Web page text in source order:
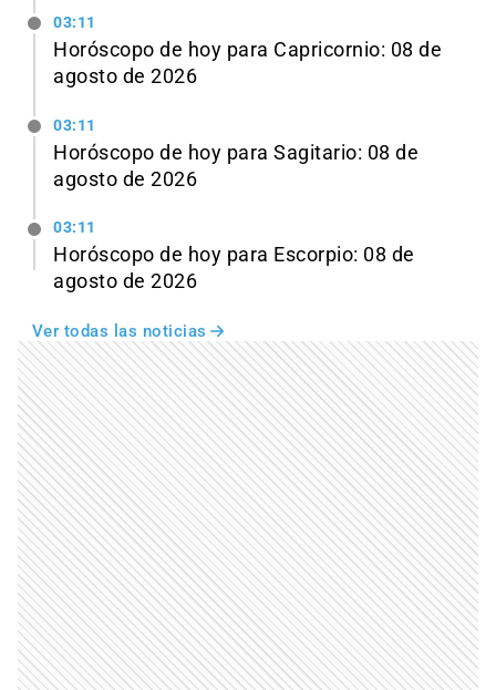
03:11
Horóscopo de hoy para Capricornio: 08 de
agosto de 2026
03:11
Horóscopo de hoy para Sagitario: 08 de
agosto de 2026
03:11
Horóscopo de hoy para Escorpio: 08 de
agosto de 2026
Ver todas las noticias